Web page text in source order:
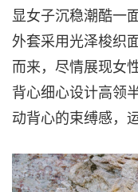
显女子沉稳潮酷一
外套采用光泽梭织
而来，尽情展现女
背心细心设计高领
动背心的束缚感，